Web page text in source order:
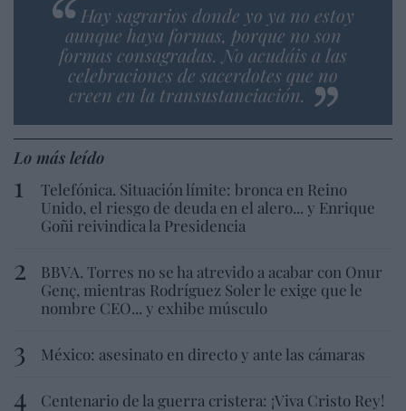
Hay sagrarios donde yo ya no estoy
aunque haya formas, porque no son
formas consagradas. No acudáis a las
celebraciones de sacerdotes que no
creen en la transustanciación.
Lo más leído
Telefónica. Situación límite: bronca en Reino
Unido, el riesgo de deuda en el alero... y Enrique
Goñi reivindica la Presidencia
BBVA. Torres no se ha atrevido a acabar con Onur
Genç, mientras Rodríguez Soler le exige que le
nombre CEO... y exhibe músculo
México: asesinato en directo y ante las cámaras
Centenario de la guerra cristera: ¡Viva Cristo Rey!